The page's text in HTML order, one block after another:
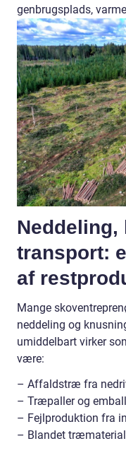
genbrugsplads,
Neddeling,
transport:
af
Mange
neddeling og
umiddelbart virker
være:
– Affaldstræ fra
– Træpaller og
– Fejlproduktion fra
– Blandet